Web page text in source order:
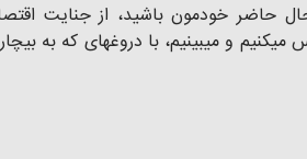
حاضر خودمون باشید، از جنایت
و میبینیم، با دروغهای که به